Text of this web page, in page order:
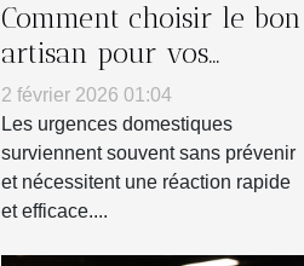
Comment choisir le bon
artisan pour vos
urgences domestiques ?
2 février 2026 01:04
Les urgences domestiques
surviennent souvent sans prévenir
et nécessitent une réaction rapide
et efficace....